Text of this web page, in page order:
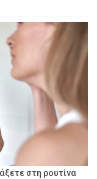
στη ρουτίνα